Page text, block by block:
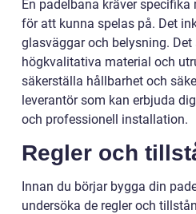
En padelbana kräver
för att kunna spelas på. Det
glasväggar och belysning.
högkvalitativa material och
säkerställa hållbarhet och
leverantör som kan erbjuda
och professionell installation.
Regler och
Innan du börjar bygga din
undersöka de regler och